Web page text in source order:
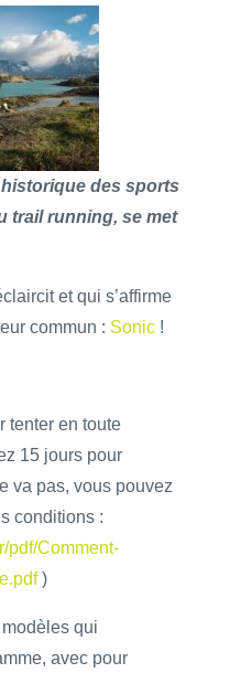
historique des sports
trail running, se met
et qui s’affirme
commun : Sonic !
tenter en toute
15 jours pour
va pas, vous pouvez
conditions :
pdf/Comment-
)
qui
avec pour